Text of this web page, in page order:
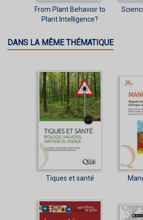
From Plant Behavior to
Plant Intelligence?
DANS LA MÊME THÉMATIQUE
Tiques et santé